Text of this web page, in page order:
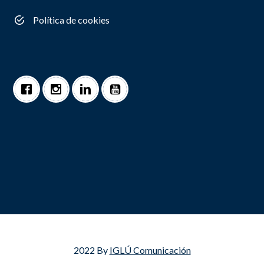
Política de cookies
2022 By IGLÚ Comunicación